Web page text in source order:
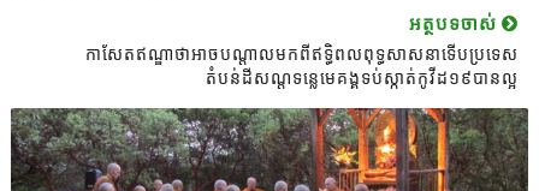
អត្ថបទចាស់
កាសែតឥណ្ឌាថាអាចបណ្ដាលមកពីឥទ្ធិពលពុទ្ធសាសនាទើបប្រទេស
តំបន់ដីសណ្តទន្លេមេគង្គទប់ស្កាត់កូវីដ១៩បានល្អ